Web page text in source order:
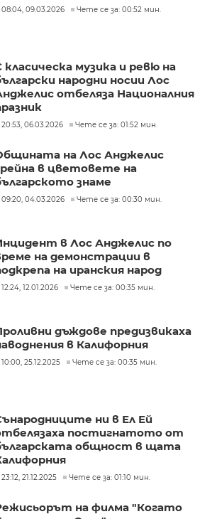
08:04, 09.03.2026 Чете се за: 00:52 мин.
класическа музика и ревю на
народни носии Лос
отбеляза Националния
20:53, 06.03.2026 Чете се за: 01:52 мин.
на Лос Анджелис
в цветовете на
знаме
09:20, 04.03.2026 Чете се за: 00:30 мин.
в Лос Анджелис по
на демонстрации в
на иранския народ
12:24, 12.01.2026 Чете се за: 00:35 мин.
дъждове предизвикаха
в Калифорния
10:00, 25.12.2025 Чете се за: 00:35 мин.
ни в Ел Ей
постигнатото от
общност в щата
23:12, 21.12.2025 Чете се за: 01:10 мин.
на филма "Когато